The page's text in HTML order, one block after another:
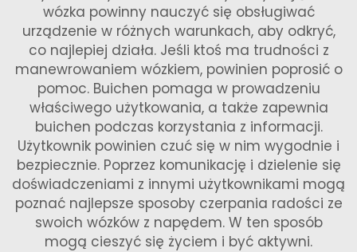
wózka powinny nauczyć się obsługiwać
urządzenie w różnych warunkach, aby odkryć,
co najlepiej działa. Jeśli ktoś ma trudności z
manewrowaniem wózkiem, powinien poprosić o
pomoc. Buichen pomaga w prowadzeniu
właściwego użytkowania, a także zapewnia
buichen podczas korzystania z informacji.
Użytkownik powinien czuć się w nim wygodnie i
bezpiecznie. Poprzez komunikację i dzielenie się
doświadczeniami z innymi użytkownikami mogą
poznać najlepsze sposoby czerpania radości ze
swoich wózków z napędem. W ten sposób
mogą cieszyć się życiem i być aktywni.